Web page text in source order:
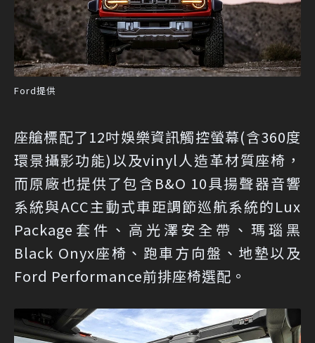
Ford提供
座艙標配了12吋娛樂資訊觸控螢幕(含360度
環景攝影功能)以及vinyl人造革材質座椅，
而原廠也提供了包含B&O 10具揚聲器音響
系統與ACC主動式車距調節巡航系統的Lux
Package套件、高光澤安全帶、瑪瑙黑
Black Onyx座椅、跑車方向盤、地墊以及
Ford Performance前排座椅選配。